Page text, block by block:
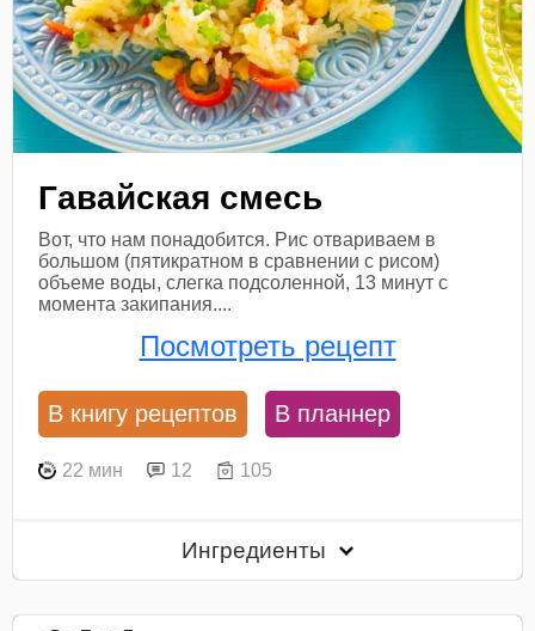
Гавайская смесь
Вот, что нам понадобится. Рис отвариваем в
большом (пятикратном в сравнении с рисом)
объеме воды, слегка подсоленной, 13 минут с
момента закипания....
Посмотреть рецепт
В книгу рецептов В планнер
22 мин 12 105
Ингредиенты